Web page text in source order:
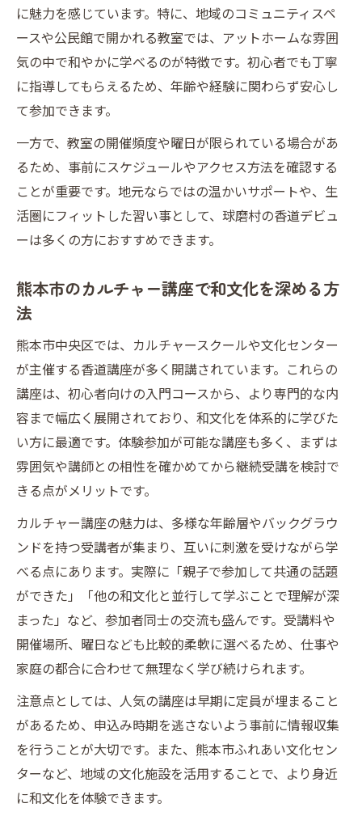
に魅力を感じています。特に、地域のコミュニティスペ
ースや公民館で開かれる教室では、アットホームな雰囲
気の中で和やかに学べるのが特徴です。初心者でも丁寧
に指導してもらえるため、年齢や経験に関わらず安心し
て参加できます。
一方で、教室の開催頻度や曜日が限られている場合があ
るため、事前にスケジュールやアクセス方法を確認する
ことが重要です。地元ならではの温かいサポートや、生
活圏にフィットした習い事として、球磨村の香道デビュ
ーは多くの方におすすめできます。
熊本市のカルチャー講座で和文化を深める方
法
熊本市中央区では、カルチャースクールや文化センター
が主催する香道講座が多く開講されています。これらの
講座は、初心者向けの入門コースから、より専門的な内
容まで幅広く展開されており、和文化を体系的に学びた
い方に最適です。体験参加が可能な講座も多く、まずは
雰囲気や講師との相性を確かめてから継続受講を検討で
きる点がメリットです。
カルチャー講座の魅力は、多様な年齢層やバックグラウ
ンドを持つ受講者が集まり、互いに刺激を受けながら学
べる点にあります。実際に「親子で参加して共通の話題
ができた」「他の和文化と並行して学ぶことで理解が深
まった」など、参加者同士の交流も盛んです。受講料や
開催場所、曜日なども比較的柔軟に選べるため、仕事や
家庭の都合に合わせて無理なく学び続けられます。
注意点としては、人気の講座は早期に定員が埋まること
があるため、申込み時期を逃さないよう事前に情報収集
を行うことが大切です。また、熊本市ふれあい文化セン
ターなど、地域の文化施設を活用することで、より身近
に和文化を体験できます。